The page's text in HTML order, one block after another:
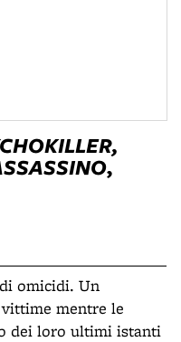
,
omicidi. Un
mentre le
dei loro ultimi istanti